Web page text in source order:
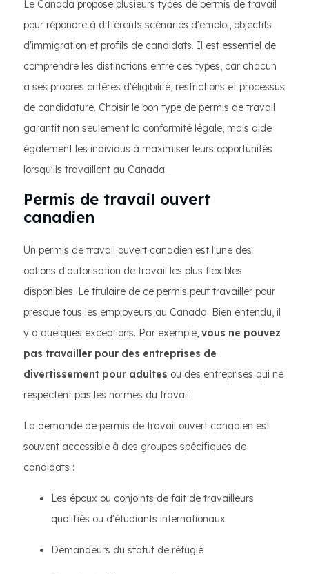
Le Canada propose plusieurs types de permis de travail
pour répondre à différents scénarios d'emploi, objectifs
d'immigration et profils de candidats. Il est essentiel de
comprendre les distinctions entre ces types, car chacun
a ses propres critères d'éligibilité, restrictions et processus
de candidature. Choisir le bon type de permis de travail
garantit non seulement la conformité légale, mais aide
également les individus à maximiser leurs opportunités
lorsqu'ils travaillent au Canada.
Permis de travail ouvert
canadien
Un permis de travail ouvert canadien est l'une des
options d'autorisation de travail les plus flexibles
disponibles. Le titulaire de ce permis peut travailler pour
presque tous les employeurs au Canada. Bien entendu, il
y a quelques exceptions. Par exemple, vous ne pouvez
pas travailler pour des entreprises de
divertissement pour adultes ou des entreprises qui ne
respectent pas les normes du travail.
La demande de permis de travail ouvert canadien est
souvent accessible à des groupes spécifiques de
candidats :
Les époux ou conjoints de fait de travailleurs
qualifiés ou d'étudiants internationaux
Demandeurs du statut de réfugié